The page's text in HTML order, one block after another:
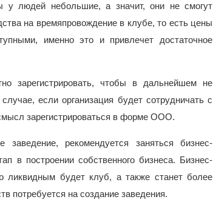
у людей небольшие, а значит, они не смогут
на времяпровождение в клубе, то есть цены
именно это и привлечет достаточное
зарегистрировать, чтобы в дальнейшем не
если организация будет сотрудничать с
зарегистрироваться в форме ООО.
рекомендуется заняться бизнес-
в построении собственного бизнеса. Бизнес-
ликвидным будет клуб, а также станет более
потребуется на создание заведения.